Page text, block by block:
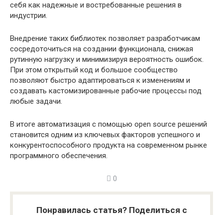
себя как надежные и востребованные решения в
индустрии.
Внедрение таких библиотек позволяет разработчикам
сосредоточиться на создании функционала, снижая
рутинную нагрузку и минимизируя вероятность ошибок.
При этом открытый код и большое сообщество
позволяют быстро адаптироваться к изменениям и
создавать кастомизированные рабочие процессы под
любые задачи.
В итоге автоматизация с помощью open source решений
становится одним из ключевых факторов успешного и
конкурентоспособного продукта на современном рынке
программного обеспечения.
0
Понравилась статья? Поделиться с